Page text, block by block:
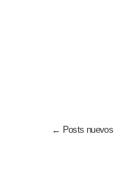
← Posts nuevos